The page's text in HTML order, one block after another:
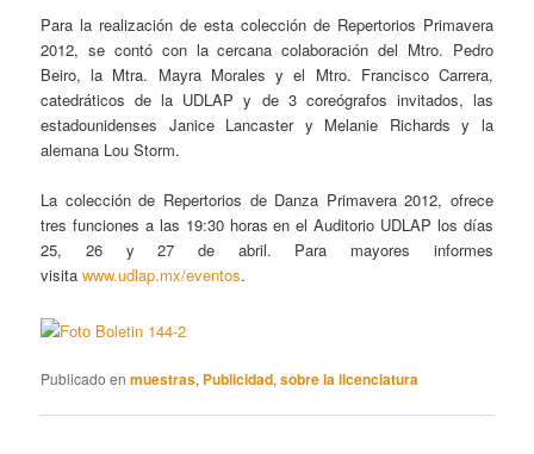
Para la realización de esta colección de Repertorios Primavera
2012, se contó con la cercana colaboración del Mtro. Pedro
Beiro, la Mtra. Mayra Morales y el Mtro. Francisco Carrera,
catedráticos de la UDLAP y de 3 coreógrafos invitados, las
estadounidenses Janice Lancaster y Melanie Richards y la
alemana Lou Storm.
La colección de Repertorios de Danza Primavera 2012, ofrece
tres funciones a las 19:30 horas en el Auditorio UDLAP los días
25, 26 y 27 de abril. Para mayores informes
visitawww.udlap.mx/eventos.
Publicado en muestras, Publicidad,sobre la licenciatura